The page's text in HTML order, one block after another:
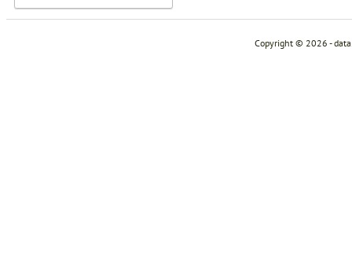
Copyright © 2026 -